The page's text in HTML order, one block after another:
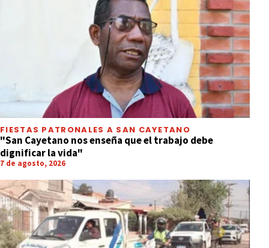
FIESTAS PATRONALES A SAN CAYETANO
"San Cayetano nos enseña que el trabajo debe
dignificar la vida"
7 de agosto, 2026